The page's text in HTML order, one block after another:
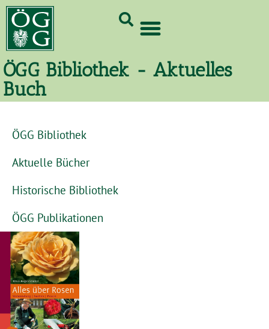
ÖGG Bibliothek - Aktuelles
Buch
ÖGG Bibliothek
Aktuelle Bücher
Historische Bibliothek
ÖGG Publikationen